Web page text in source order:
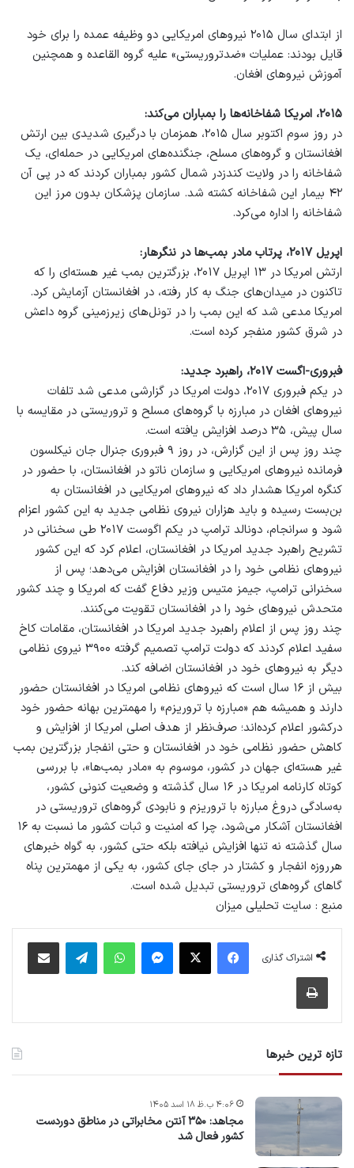
از ابتدای سال ۲۰۱۵ نیرو‌های امریکایی دو وظیفه عمده را برای خود
قایل بودند: عملیات «ضدتروریستی» علیه گروه القاعده و همچنین
آموزش نیرو‌های افغان.
۲۰۱۵، امریکا شفاخانه‌ها را بمباران می‌کند:
در روز سوم اکتوبر سال ۲۰۱۵، همزمان با درگیری شدیدی بین ارتش
افغانستان و گروه‌های مسلح، جنگنده‌های امریکایی در حمله‌ای، یک
شفاخانه را در ولایت کندزدر شمال کشور بمباران کردند که در پی آن
۴۲ بیمار این شفاخانه کشته شد. سازمان پزشکان بدون مرز این
شفاخانه را اداره می‌کرد.
اپریل ۲۰۱۷، پرتاب مادر بمب‌ها در ننگرهار:
ارتش امریکا در ۱۳ اپریل ۲۰۱۷، بزرگترین بمب غیر هسته‌ای را که
تاکنون در میدان‌های جنگ به کار رفته، در افغانستان آزمایش کرد.
امریکا مدعی شد که این بمب را در تونل‌های زیرزمینی گروه داعش
در شرق کشور منفجر کرده‌ است.
فبروری-اگست ۲۰۱۷، راهبرد جدید:
در یکم فبروری ۲۰۱۷، دولت امریکا در گزارشی مدعی شد تلفات
نیرو‌های افغان در مبارزه با گروه‌های مسلح و تروریستی در مقایسه با
سال پیش، ۳۵ درصد افزایش یافته است.
چند روز پس از این گزارش، در روز ۹ فبروری جنرال جان نیکلسون
فرمانده نیرو‌های امریکایی و سازمان ناتو در افغانستان، با حضور در
کنگره امریکا هشدار داد که نیروهای امریکایی در افغانستان به
بن‌بست رسیده و باید هزاران نیروی نظامی جدید به این کشور اعزام
شود و سرانجام، دونالد ترامپ در یکم اگوست ۲۰۱۷ طی سخنانی در
تشریح راهبرد جدید امریکا در افغانستان، اعلام کرد که این کشور
نیرو‌های نظامی خود را در افغانستان افزایش می‌دهد؛ پس از
سخنرانی ترامپ، جیمز متیس وزیر دفاع گفت که امریکا و چند کشور
متحدش نیرو‌های خود را در افغانستان تقویت می‌کنند.
چند روز پس از اعلام راهبرد جدید امریکا در افغانستان، مقامات کاخ
سفید اعلام کردند که دولت ترامپ تصمیم گرفته ۳۹۰۰ نیروی نظامی
دیگر به نیرو‌های خود در افغانستان اضافه کند.
بیش از ۱۶ سال است که نیرو‌های نظامی امریکا در افغانستان حضور
دارند و همیشه هم «مبارزه با تروریزم» را مهمترین بهانه حضور خود
درکشور اعلام کرده‌اند؛ صرف‌نظر از هدف اصلی امریکا از افزایش و
کاهش حضور نظامی خود در افغانستان و حتی انفجار بزرگترین بمب
غیر هسته‌ای جهان در کشور، موسوم به «مادر بمب‌ها»، با بررسی
کوتاه کارنامه امریکا در ۱۶ سال گذشته و وضعیت کنونی کشور،
به‌سادگی دروغ مبارزه با تروریزم و نابودی گروه‌های تروریستی در
افغانستان آشکار می‌شود، چرا که امنیت و ثبات کشور ما نسبت به ۱۶
سال گذشته نه‌ تنها افزایش نیافته بلکه حتی کشور، به گواه خبر‌های
هرروزه انفجار و کشتار در جای جای کشور، به یکی از مهمترین پناه
گا‌های گروه‌های تروریستی تبدیل شده‌ است.
منبع : سایت تحلیلی میزان
اشتراک گذاری
فیس بوک پیام رسان واتس آپ
تازه ترین خبرها
مجاهد: ۳۵۰ آنتن مخابراتی در مناطق دوردست
کشور فعال شد
۴:۰۶ ب.ظ ۱۸ اسد ۱۴۰۵